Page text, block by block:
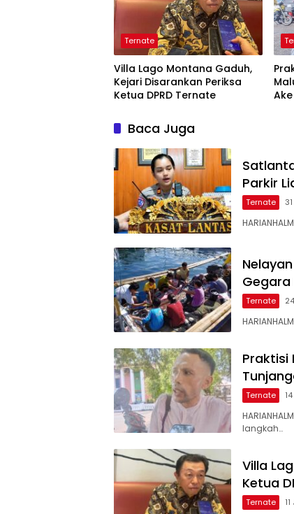
Ternate
Villa Lago Montana Gaduh,
Kejari Disarankan Periksa
Ketua DPRD Ternate
Baca Juga
Parkir
Ternate
Gegara
Ternate
Praktisi
Ternate
langkah…
Villa
Ketua
Ternate